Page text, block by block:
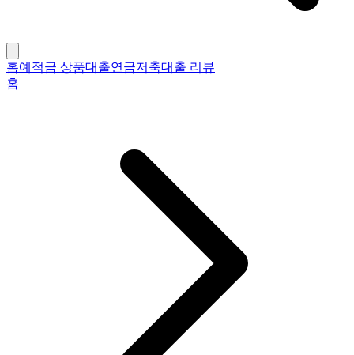
홈예적금 상품대출연금저축대출 리뷰
홈